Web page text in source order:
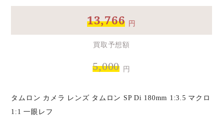
13,766 円
買取予想額
5,000 円
タムロン カメラ レンズ タムロン SP Di 180mm 1:3.5 マクロ
1:1 一眼レフ